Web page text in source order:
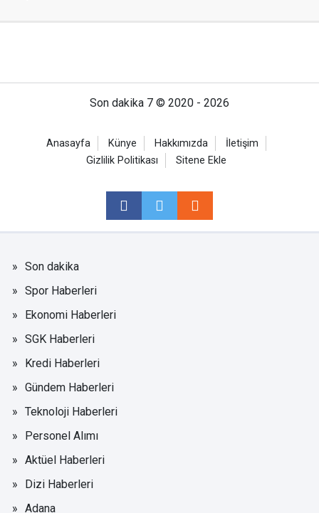
Son dakika 7 © 2020 - 2026
Anasayfa Künye Hakkımızda
İletişim
Gizlilik Politikası
Sitene Ekle
Son dakika
Spor Haberleri
Ekonomi Haberleri
SGK Haberleri
Kredi Haberleri
Gündem Haberleri
Teknoloji Haberleri
Personel Alımı
Aktüel Haberleri
Dizi Haberleri
Adana